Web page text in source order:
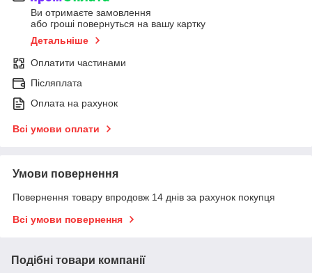
Ви отримаєте замовлення
або гроші повернуться на вашу картку
Детальніше
Оплатити частинами
Післяплата
Оплата на рахунок
Всі умови оплати
Умови повернення
Повернення товару впродовж 14 днів за рахунок покупця
Всі умови повернення
Подібні товари компанії